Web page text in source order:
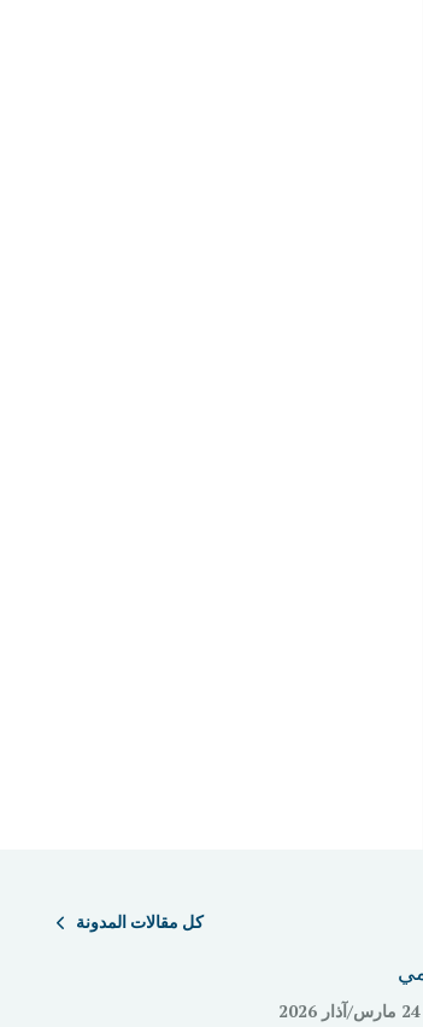
كل مقالات المدونة
24 مارس/آذار 2026